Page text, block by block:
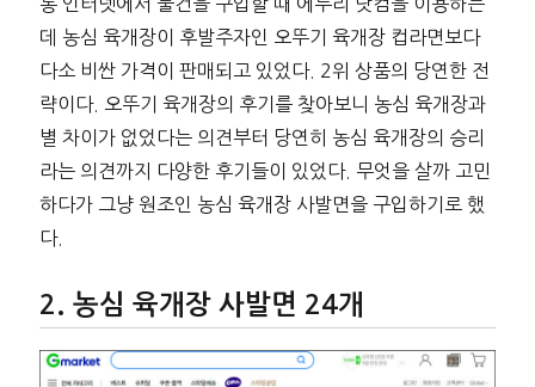
데 농심 육개장이 후발주자인 오뚜기 육개장 컵라면보다
다소 비싼 가격이 판매되고 있었다. 2위 상품의 당연한 전
략이다. 오뚜기 육개장의 후기를 찾아보니 농심 육개장과
별 차이가 없었다는 의견부터 당연히 농심 육개장의 승리
라는 의견까지 다양한 후기들이 있었다. 무엇을 살까 고민
하다가 그냥 원조인 농심 육개장 사발면을 구입하기로 했
다.
농심 육개장 사발면 24개